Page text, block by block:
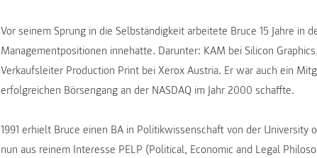
Vor seinem Sprung in die Selbständigkeit arbeitete Bruce 15 Jahre in
Managementpositionen innehatte. Darunter: KAM bei Silicon
Verkaufsleiter Production Print bei Xerox Austria. Er war auch ein
erfolgreichen Börsengang an der NASDAQ im Jahr 2000 schaffte.
1991 erhielt Bruce einen BA in Politikwissenschaft von der University
nun aus reinem Interesse PELP (Political, Economic and Legal